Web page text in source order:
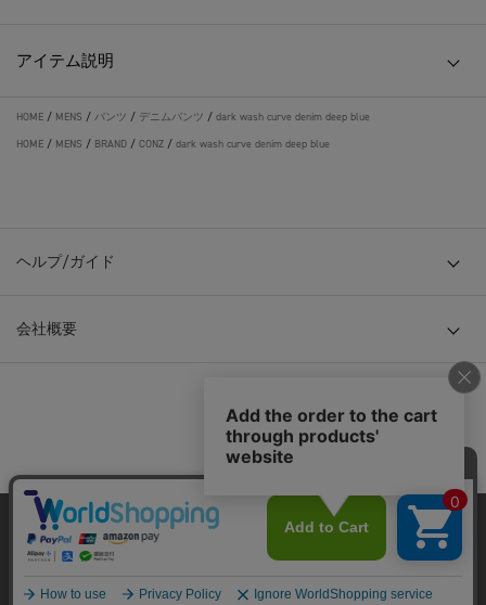
アイテム説明
HOME / MENS / パンツ / デニムパンツ / dark wash curve denim deep blue
HOME / MENS / BRAND / CONZ / dark wash curve denim deep blue
ヘルプ/ガイド
会社概要
© TOKYO BASE CO., LTD
当サイトはクッキー(cookie)を使用します。クッキーはサイト内
の一部の機能および、サイトの使用状況の分析からマーケティ
ング活動に利用することを目的としています。
プライバシーポリシーはこちら